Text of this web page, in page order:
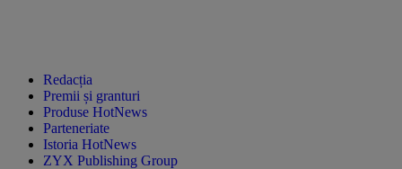
Redacția
Premii și granturi
Produse HotNews
Parteneriate
Istoria HotNews
ZYX Publishing Group